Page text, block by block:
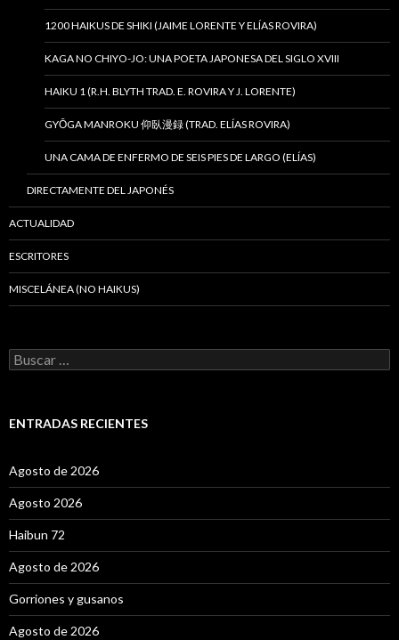
1200 HAIKUS DE SHIKI (JAIME LORENTE Y ELÍAS ROVIRA)
KAGA NO CHIYO-JO: UNA POETA JAPONESA DEL SIGLO XVIII
HAIKU 1 (R.H. BLYTH TRAD. E. ROVIRA Y J. LORENTE)
GYŌGA MANROKU 仰臥漫録 (TRAD. ELÍAS ROVIRA)
UNA CAMA DE ENFERMO DE SEIS PIES DE LARGO (ELÍAS)
DIRECTAMENTE DEL JAPONÉS
ACTUALIDAD
ESCRITORES
MISCELÁNEA (NO HAIKUS)
B
u
a
ENTRADAS RECIENTES
Agosto de 2026
Agosto 2026
Haibun 72
Agosto de 2026
Gorriones y gusanos
Agosto de 2026